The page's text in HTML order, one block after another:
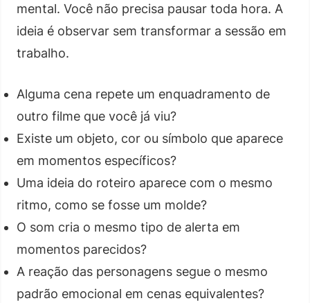
mental. Você não precisa pausar toda hora. A
ideia é observar sem transformar a sessão em
trabalho.
Alguma cena repete um enquadramento de
outro filme que você já viu?
Existe um objeto, cor ou símbolo que aparece
em momentos específicos?
Uma ideia do roteiro aparece com o mesmo
ritmo, como se fosse um molde?
O som cria o mesmo tipo de alerta em
momentos parecidos?
A reação das personagens segue o mesmo
padrão emocional em cenas equivalentes?